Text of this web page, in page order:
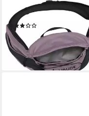
2 (1-tlg), ultraleichte
Hüfttasche
ab 58,20 €
lieferbar - in 2-3 Werktagen